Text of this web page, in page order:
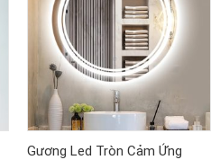
Gương Led Tròn Cảm Ứng